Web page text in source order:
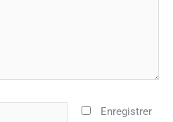
Enregistrer